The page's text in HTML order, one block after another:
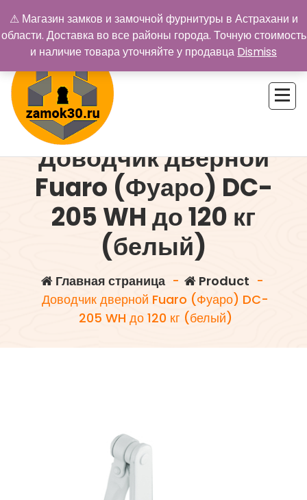
содержимому
Доводчик дверной
Fuaro (Фуаро) DC-
205 WH до 120 кг
(белый)
Главная страница - Product -
Доводчик дверной Fuaro (Фуаро) DC-
205 WH до 120 кг (белый)
⚠ Магазин замков и замочной фурнитуры в Астрахани и
области. Доставка во все районы города. Точную стоимость
и наличие товара уточняйте у продавца Dismiss